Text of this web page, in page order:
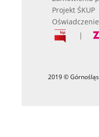
Projekt ŚKUP
2019 ©